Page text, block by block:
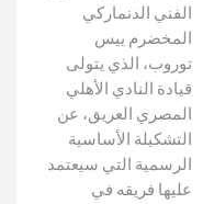
الفني الدنماركي
المخضرم ييس
توروب، الذي يتولى
قيادة النادي الأهلي
المصري العريق، عن
التشكيلة الأساسية
الرسمية التي سيعتمد
عليها فريقه في